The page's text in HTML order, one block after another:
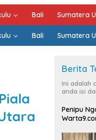
Bali Sumatera
Bali Sumatera
Berita
Ini adalah
anda isi
Penipu